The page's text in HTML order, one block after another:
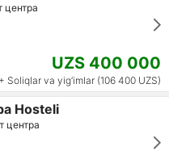
центра
UZS 400 000
+ Soliqlar va yig‘imlar (106 400 UZS)
Hosteli
центра